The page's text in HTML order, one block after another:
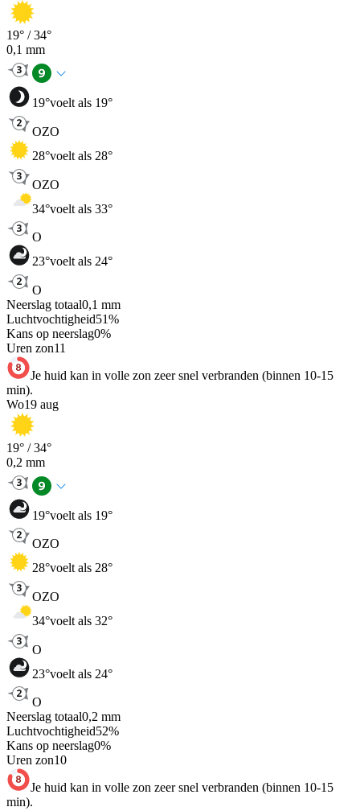
19° /34°
0,1 mm
19°voelt als 19°
OZO
28°voelt als 28°
OZO
34°voelt als 33°
O
23°voelt als 24°
O
Neerslag totaal0,1 mm
Luchtvochtigheid51%
Kans op neerslag0%
Uren zon11
Je huid kan in volle zon zeer snel verbranden (binnen 10-15
min).
Wo19 aug
19° /34°
0,2 mm
19°voelt als 19°
OZO
28°voelt als 28°
OZO
34°voelt als 32°
O
23°voelt als 24°
O
Neerslag totaal0,2 mm
Luchtvochtigheid52%
Kans op neerslag0%
Uren zon10
Je huid kan in volle zon zeer snel verbranden (binnen 10-15
min).